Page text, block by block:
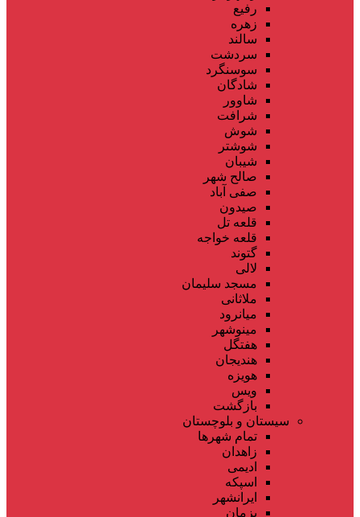
رفیع
زهره
سالند
سردشت
سوسنگرد
شادگان
شاوور
شرافت
شوش
شوشتر
شیبان
صالح شهر
صفی آباد
صیدون
قلعه تل
قلعه خواجه
گتوند
لالی
مسجد سلیمان
ملاثانی
میانرود
مینوشهر
هفتگل
هندیجان
هویزه
ویس
بازگشت
سیستان و بلوچستان
تمام شهر‌ها
زاهدان
ادیمی
اسپکه
ایرانشهر
بزمان